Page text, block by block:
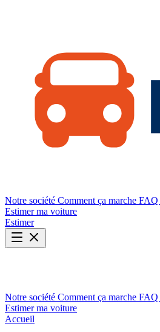
Notre société Comment ça marche FAQ
Estimer ma voiture
Estimer
Notre société Comment ça marche FAQ
Estimer ma voiture
Accueil